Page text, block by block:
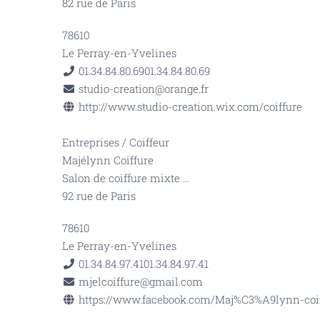
82 rue de Paris
78610
Le Perray-en-Yvelines
01.34.84.80.6901.34.84.80.69
studio-creation@orange.fr
http://www.studio-creation.wix.com/coiffure
Entreprises / Coiffeur
Majélynn Coiffure
Salon de coiffure mixte ...
92 rue de Paris
78610
Le Perray-en-Yvelines
01.34.84.97.4101.34.84.97.41
mjelcoiffure@gmail.com
https://www.facebook.com/Maj%C3%A9lynn-